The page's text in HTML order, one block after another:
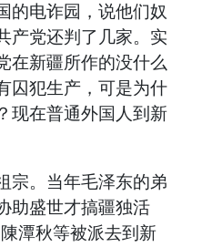
的电诈园，说他们奴
产党还判了几家。实
在新疆所作的没什么
囚犯生产，可是为什
现在普通外国人到新
宗。当年毛泽东的弟
助盛世才搞疆独活
潭秋等被派去到新